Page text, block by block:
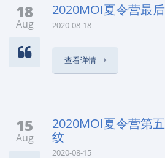
18
Aug
2020MOI夏令营最
2020-08-18
查看详情
15
Aug
2020MOI夏令营第
纹
2020-08-15